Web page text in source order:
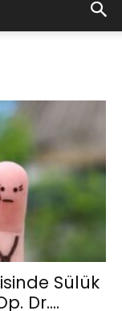
Sülük
Dr....